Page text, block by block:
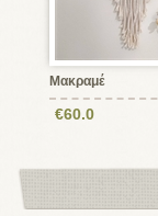
Μακραμέ
€60.0